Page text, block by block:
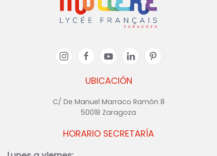
UBICACIÓN
C/ De Manuel Marraco Ramón 8
50018 Zaragoza
HORARIO SECRETARÍA